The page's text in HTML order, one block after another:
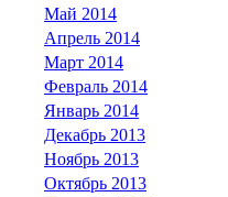
Май 2014
Апрель 2014
Март 2014
Февраль 2014
Январь 2014
Декабрь 2013
Ноябрь 2013
Октябрь 2013